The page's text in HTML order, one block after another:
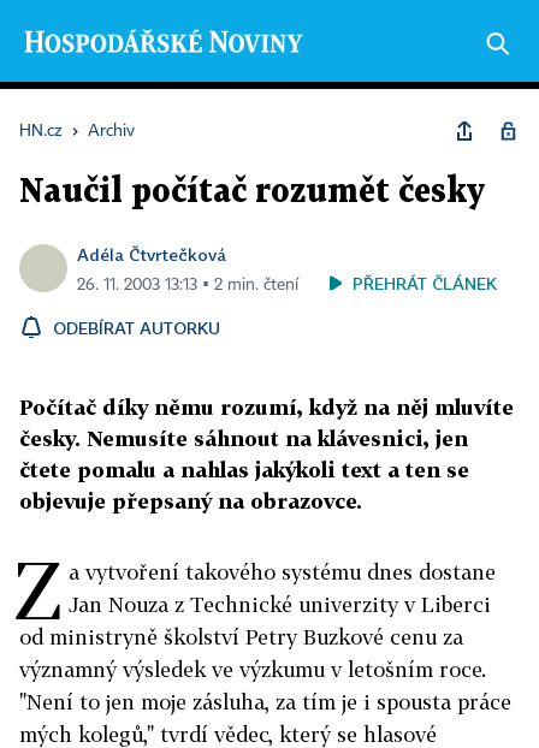
HN.cz › Archiv
Naučil počítač rozumět česky
Adéla Čtvrtečková
26. 11. 2003 13:13 ▪ 2 min. čtení PŘEHRÁT ČLÁNEK
ODEBÍRAT AUTORKU
Počítač díky němu rozumí, když na něj mluvíte
česky. Nemusíte sáhnout na klávesnici, jen
čtete pomalu a nahlas jakýkoli text a ten se
objevuje přepsaný na obrazovce.
Z a vytvoření takového systému dnes dostane
Jan Nouza z Technické univerzity v Liberci
od ministryně školství Petry Buzkové cenu za
významný výsledek ve výzkumu v letošním roce.
"Není to jen moje zásluha, za tím je i spousta práce
mých kolegů," tvrdí vědec, který se hlasové